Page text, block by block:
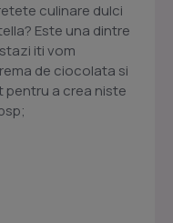
culinare dulci
Este una dintre
iti vom
de ciocolata si
pentru a crea niste